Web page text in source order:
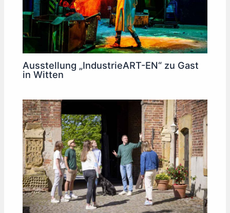
Ausstellung „IndustrieART-EN“ zu Gast
in Witten